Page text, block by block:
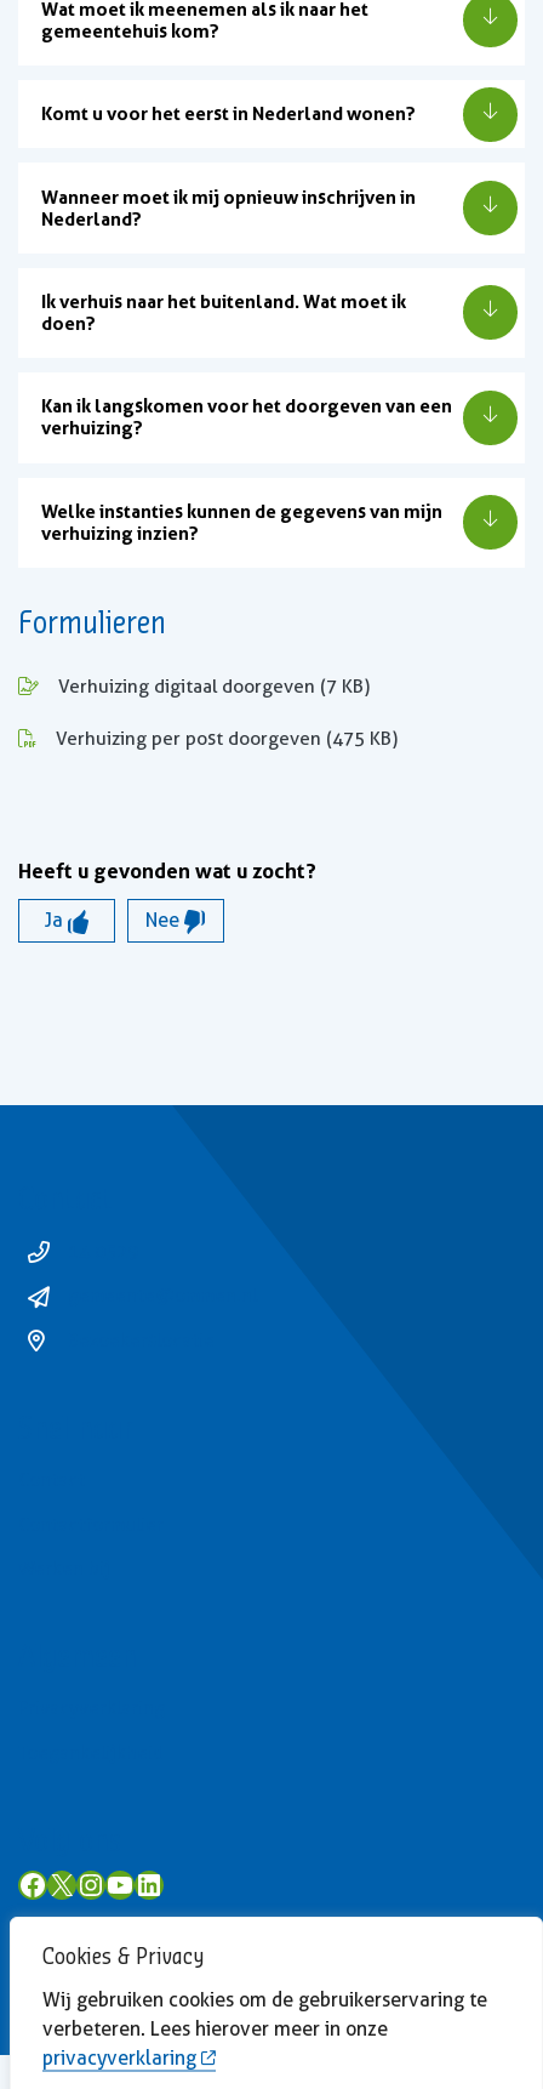
Cookies & Privacy
Wij gebruiken cookies om de gebruikerservaring te
verbeteren. Lees hierover meer in onze
privacyverklaring
Wat moet ik meenemen als ik naar het
gemeentehuis kom?
Komt u voor het eerst in Nederland wonen?
Wanneer moet ik mij opnieuw inschrijven in
Nederland?
Ik verhuis naar het buitenland. Wat moet ik
doen?
Kan ik langskomen voor het doorgeven van een
verhuizing?
Welke instanties kunnen de gegevens van mijn
verhuizing inzien?
Formulieren
Verhuizing digitaal doorgeven (7 KB)
, opent in nieuw tabblad
Verhuizing per post doorgeven (475 KB)
, opent in nieuw tabblad
Heeft u gevonden wat u zocht?
Ja Nee
Facebook
X Instagram
YouTube
LinkedIn